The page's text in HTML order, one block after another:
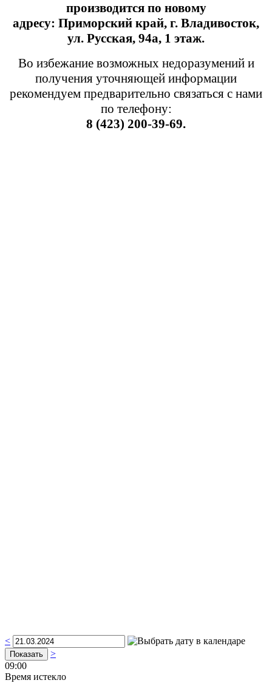
производится по новому
адресу: Приморский край, г. Владивосток,
ул. Русская, 94а, 1 этаж.
Во избежание возможных недоразумений и
получения уточняющей информации
рекомендуем предварительно связаться с нами
по телефону:
8 (423) 200-39-69.
<
>
09:00
Время истекло